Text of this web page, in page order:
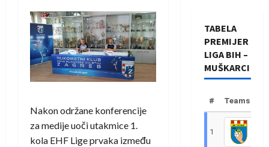
Nakon održane konferencije
za medije uoči utakmice 1.
kola EHF Lige prvaka između
TABELA
PREMIJER
LIGA BIH –
MUŠKARCI
# Teams
1